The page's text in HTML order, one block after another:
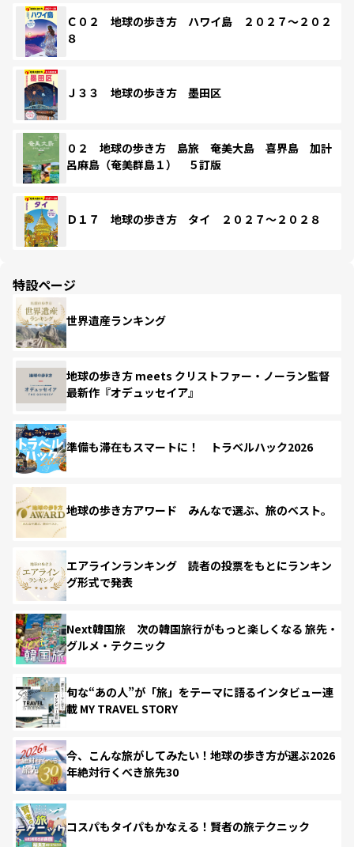
Ｃ０２ 地球の歩き方 ハワイ島 ２０２７～２０２
８
Ｊ３３ 地球の歩き方 墨田区
０２ 地球の歩き方 島旅 奄美大島 喜界島 加計
呂麻島（奄美群島１） ５訂版
Ｄ１７ 地球の歩き方 タイ ２０２７～２０２８
特設ページ
世界遺産ランキング
地球の歩き方 meets クリストファー・ノーラン監督
最新作『オデュッセイア』
準備も滞在もスマートに！ トラベルハック2026
地球の歩き方アワード みんなで選ぶ、旅のベスト。
エアラインランキング 読者の投票をもとにランキン
グ形式で発表
Next韓国旅 次の韓国旅行がもっと楽しくなる 旅先・
グルメ・テクニック
旬な“あの人”が「旅」をテーマに語るインタビュー連
載 MY TRAVEL STORY
今、こんな旅がしてみたい！地球の歩き方が選ぶ2026
年絶対行くべき旅先30
コスパもタイパもかなえる！賢者の旅テクニック